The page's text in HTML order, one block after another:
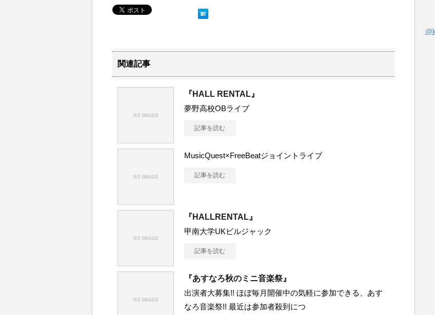
関連記事
『HALL RENTAL』
夢野高校OBライブ
記事を読む
MusicQuest×FreeBeatジョイントライブ
記事を読む
『HALLRENTAL』
甲南大学UKビルジャック
記事を読む
『あすなろ秋のミニ音楽祭』
出演者大募集!! ほぼ毎月開催中の気軽に参加できる、あす
なろ音楽祭!! 最近は参加者殺到につ